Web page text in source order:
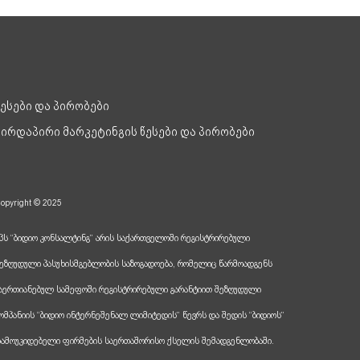
და პირობები
მარკეტინგის წესები და პირობები
© 2025
“ბიდიო კონსალტინგ” არის საქართველოში რეგისტრირებული
პასუხისმგებლობის საზოგადოება, რომელიც წარმოადგენს
სამეფოში რეგისტრირებული გარანტიით შეზღუდული
“ბიდიო ინტერნეშენალ ლიმიტედის” წევრს და შედის “ბიდიოს”
ფირმების საერთაშორისო ქსელის შემადგენლობაში.